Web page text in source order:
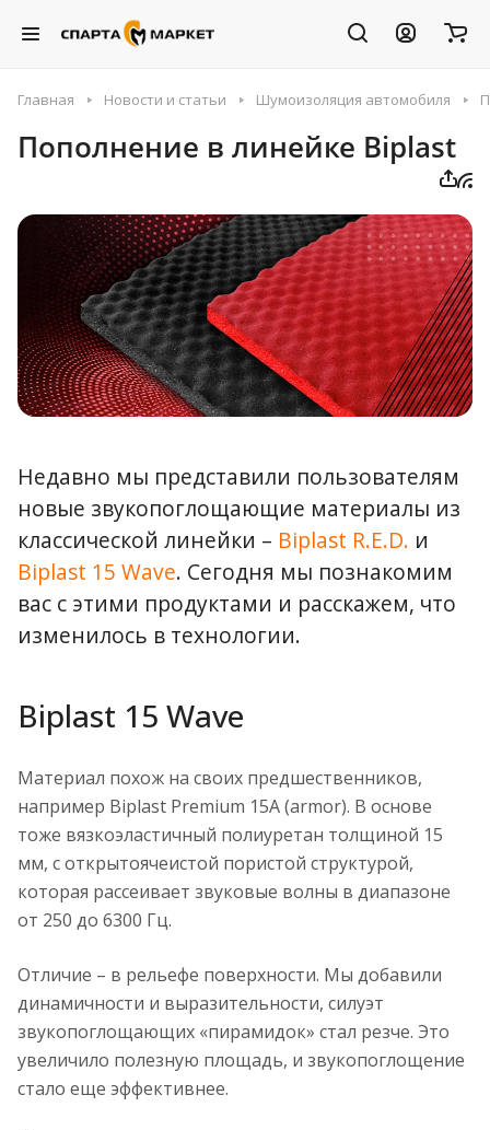
Главная Новости и статьи Шумоизоляция автомобиля
Пополнение в линейке Biplast
Недавно мы представили пользователям
новые звукопоглощающие материалы из
классической линейки – Biplast R.E.D. и
Biplast 15 Wave. Сегодня мы познакомим
вас с этими продуктами и расскажем, что
изменилось в технологии.
Biplast 15 Wave
Материал похож на своих предшественников,
например Biplast Premium 15A (armor). В основе
тоже вязкоэластичный полиуретан толщиной 15
мм, с открытоячеистой пористой структурой,
которая рассеивает звуковые волны в диапазоне
от 250 до 6300 Гц.
Отличие – в рельефе поверхности. Мы добавили
динамичности и выразительности, силуэт
звукопоглощающих «пирамидок» стал резче. Это
увеличило полезную площадь, и звукопоглощение
стало еще эффективнее.